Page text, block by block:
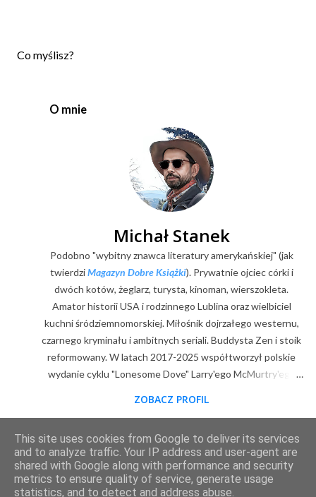
P
Co myślisz?
O mnie
Michał Stanek
Podobno "wybitny znawca literatury amerykańskiej" (jak
twierdziMagazyn Dobre Książki). Prywatnie ojciec córki i
dwóch kotów, żeglarz, turysta, kinoman, wierszokleta.
Amator historii USA i rodzinnego Lublina oraz wielbiciel
kuchni śródziemnomorskiej. Miłośnik dojrzałego westernu,
czarnego kryminału i ambitnych seriali. Buddysta Zen i stoik
reformowany. W latach 2017-2025 współtworzył polskie
wydanie cyklu "Lonesome Dove" Larry'ego McMurtry'ego
ZOBACZ PROFIL
Obsługiwane przez usługę Blogger
2011-2025 © content & design by Michał Stanek. Kopiowanie materiałów wyłącznie za
This site uses cookies from Google to deliver its services
and to analyze traffic. Your IP address and user-agent are
shared with Google along with performance and security
metrics to ensure quality of service, generate usage
statistics, and to detect and address abuse.